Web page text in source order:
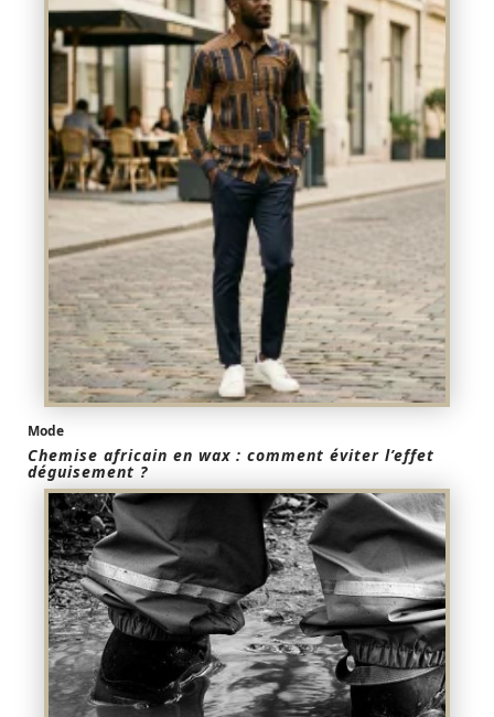
Mode
Chemise africain en wax : comment éviter l’effet
déguisement ?